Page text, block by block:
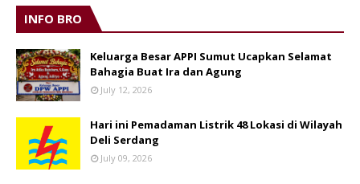
INFO BRO
Keluarga Besar APPI Sumut Ucapkan Selamat
Bahagia Buat Ira dan Agung
July 12, 2026
Hari ini Pemadaman Listrik 48 Lokasi di Wilayah
Deli Serdang
July 09, 2026